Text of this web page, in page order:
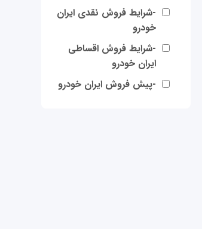
-شرایط فروش نقدی ایران
خودرو
-شرایط فروش اقساطی
ایران خودرو
-پیش فروش ایران خودرو